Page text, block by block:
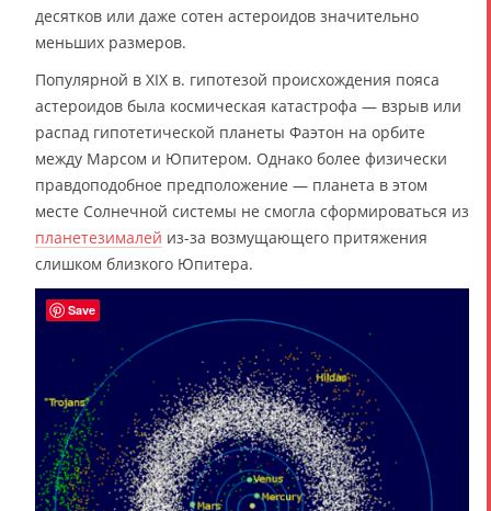
десятков или даже сотен астероидов значительно
меньших размеров.
Популярной в XIX в. гипотезой происхождения пояса
астероидов была космическая катастрофа — взрыв или
распад гипотетической планеты Фаэтон на орбите
между Марсом и Юпитером. Однако более физически
правдоподобное предположение — планета в этом
месте Солнечной системы не смогла сформироваться из
планетезималей из-за возмущающего притяжения
слишком близкого Юпитера.
Save